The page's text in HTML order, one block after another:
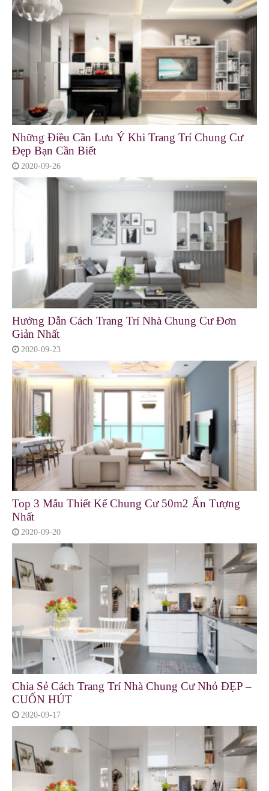
Những Điều Cần Lưu Ý Khi Trang Trí Chung Cư
Đẹp Bạn Cần Biết
2020-09-26
Hướng Dẫn Cách Trang Trí Nhà Chung Cư Đơn
Giản Nhất
2020-09-23
Top 3 Mẫu Thiết Kế Chung Cư 50m2 Ấn Tượng
Nhất
2020-09-20
Chia Sẻ Cách Trang Trí Nhà Chung Cư Nhỏ ĐẸP –
CUỐN HÚT
2020-09-17